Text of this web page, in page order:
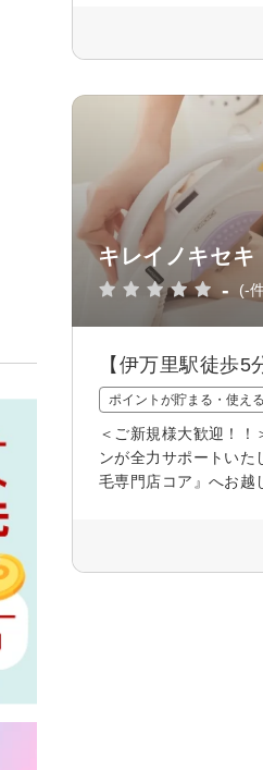
キレイノキセキ
- (-
【伊万里駅徒歩
ポイントが貯まる・使える
＜ご新規様大歓迎！
ンが全力サポートい
毛専門店コア』へお越